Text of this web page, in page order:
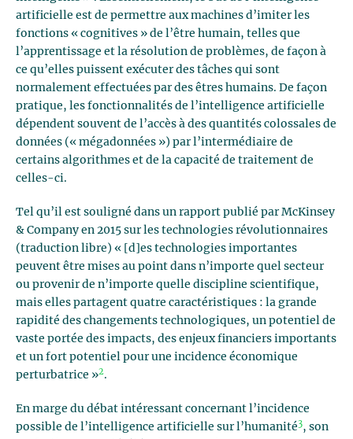
artificielle est de permettre aux machines d’imiter les
fonctions « cognitives » de l’être humain, telles que
l’apprentissage et la résolution de problèmes, de façon à
ce qu’elles puissent exécuter des tâches qui sont
normalement effectuées par des êtres humains. De façon
pratique, les fonctionnalités de l’intelligence artificielle
dépendent souvent de l’accès à des quantités colossales de
données (« mégadonnées ») par l’intermédiaire de
certains algorithmes et de la capacité de traitement de
celles-ci.
Tel qu’il est souligné dans un rapport publié par McKinsey
& Company en 2015 sur les technologies révolutionnaires
(traduction libre) « [d]es technologies importantes
peuvent être mises au point dans n’importe quel secteur
ou provenir de n’importe quelle discipline scientifique,
mais elles partagent quatre caractéristiques : la grande
rapidité des changements technologiques, un potentiel de
vaste portée des impacts, des enjeux financiers importants
et un fort potentiel pour une incidence économique
perturbatrice »2.
En marge du débat intéressant concernant l’incidence
possible de l’intelligence artificielle sur l’humanité3, son